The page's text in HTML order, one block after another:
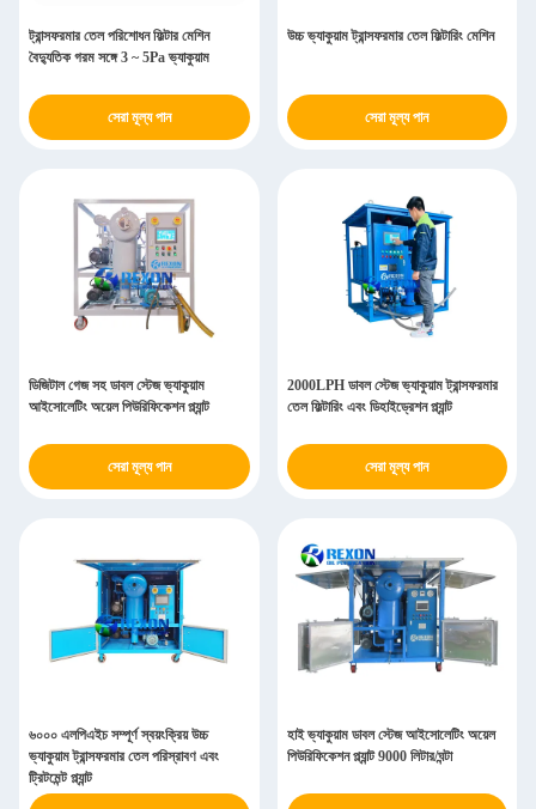
ট্রান্সফরমার তেল পরিশোধন ফিল্টার মেশিন
বৈদ্যুতিক গরম সঙ্গে 3 ~ 5Pa ভ্যাকুয়াম
সেরা মূল্য পান
উচ্চ ভ্যাকুয়াম ট্রান্সফরমার তেল ফিল্টারিং মেশিন
সেরা মূল্য পান
ডিজিটাল গেজ সহ ডাবল স্টেজ ভ্যাকুয়াম
আইসোলেটিং অয়েল পিউরিফিকেশন প্ল্যান্ট
সেরা মূল্য পান
2000LPH ডাবল স্টেজ ভ্যাকুয়াম ট্রান্সফরমার
তেল ফিল্টারিং এবং ডিহাইড্রেশন প্ল্যান্ট
সেরা মূল্য পান
৬০০০ এলপিএইচ সম্পূর্ণ স্বয়ংক্রিয় উচ্চ
ভ্যাকুয়াম ট্রান্সফরমার তেল পরিস্রাবণ এবং
ট্রিটমেন্ট প্ল্যান্ট
হাই ভ্যাকুয়াম ডাবল স্টেজ আইসোলেটিং অয়েল
পিউরিফিকেশন প্ল্যান্ট 9000 লিটার/ঘন্টা